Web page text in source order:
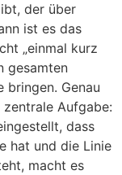
der über
ist es das
„einmal kurz
gesamten
bringen. Genau
Aufgabe:
dass
hat und die Linie
macht es